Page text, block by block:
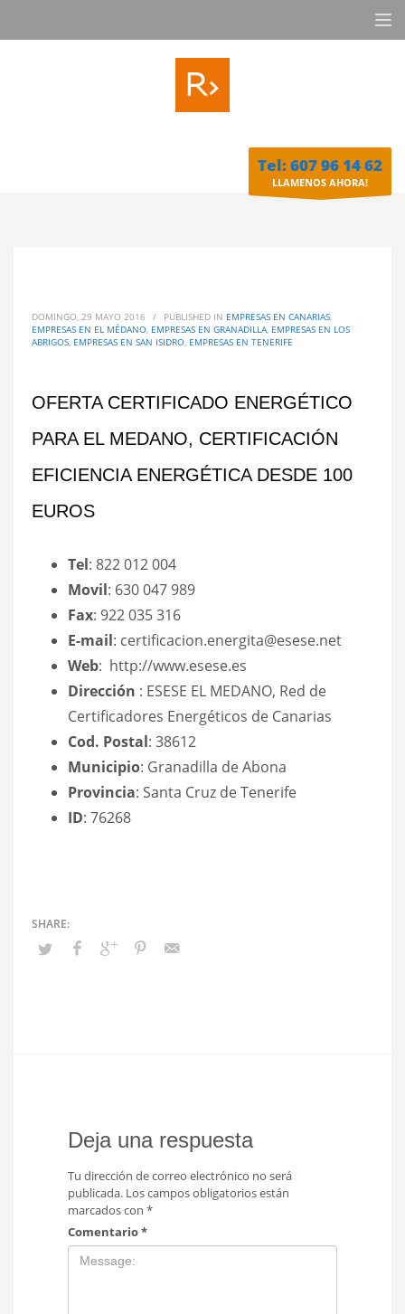
Tel: 607 96 14 62
LLAMENOS AHORA!
DOMINGO, 29 MAYO 2016 / PUBLISHED IN EMPRESAS EN CANARIAS,
EMPRESAS EN EL MÉDANO, EMPRESAS EN GRANADILLA, EMPRESAS EN LOS
ABRIGOS, EMPRESAS EN SAN ISIDRO, EMPRESAS EN TENERIFE
OFERTA CERTIFICADO ENERGÉTICO
PARA EL MEDANO, CERTIFICACIÓN
EFICIENCIA ENERGÉTICA DESDE 100
EUROS
Tel: 822 012 004
Movil: 630 047 989
Fax: 922 035 316
E-mail: certificacion.energita@esese.net
Web: http://www.esese.es
Dirección : ESESE EL MEDANO, Red de
Certificadores Energéticos de Canarias
Cod. Postal: 38612
Municipio: Granadilla de Abona
Provincia: Santa Cruz de Tenerife
ID: 76268
Deja una respuesta
Tu dirección de correo electrónico no será
publicada. Los campos obligatorios están
marcados con *
Comentario*